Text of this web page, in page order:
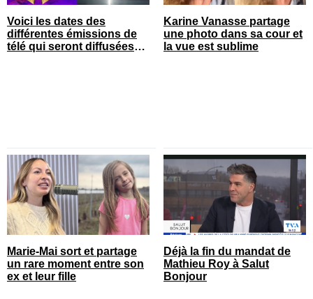
Voici les dates des
différentes émissions de
télé qui seront diffusées
Karine Vanasse partage
une photo dans sa cour et
la vue est sublime
Marie-Mai sort et partage
un rare moment entre son
ex et leur fille
Déjà la fin du mandat de
Mathieu Roy à Salut
Bonjour